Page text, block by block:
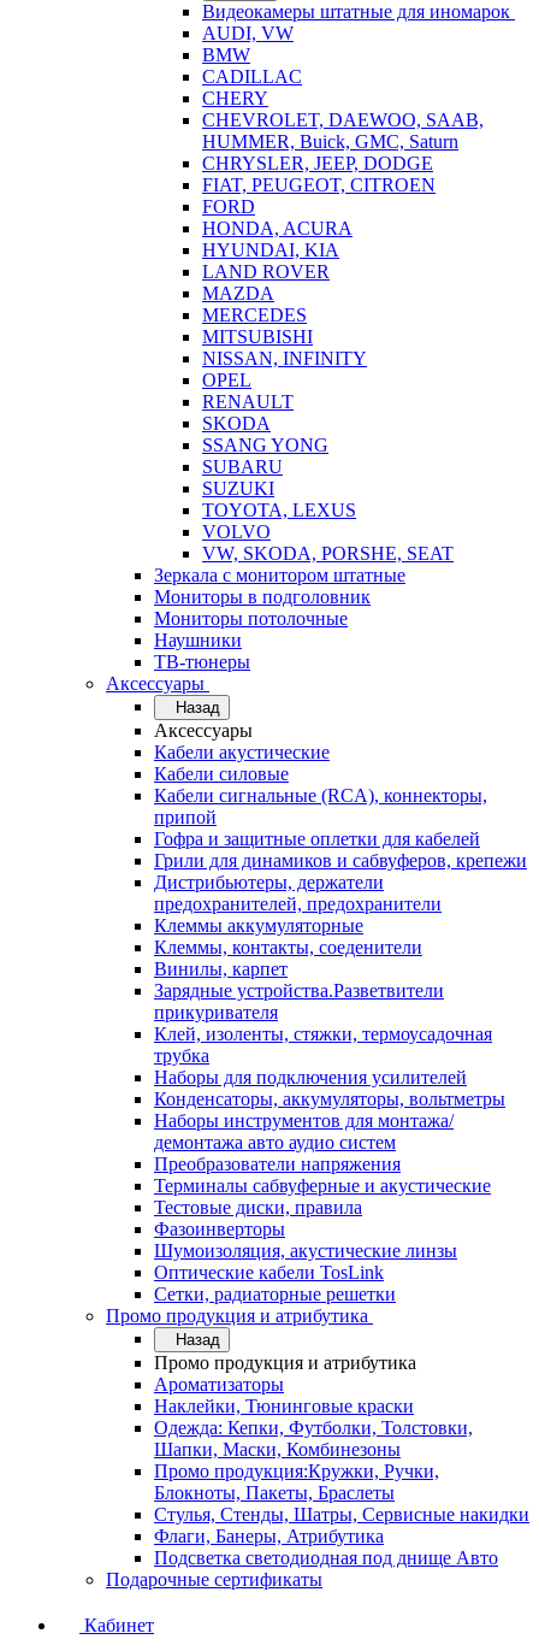
Видеокамеры штатные для иномарок
AUDI, VW
BMW
CADILLAC
CHERY
CHEVROLET, DAEWOO, SAAB,
HUMMER, Buick, GMC, Saturn
CHRYSLER, JEEP, DODGE
FIAT, PEUGEOT, CITROEN
FORD
HONDA, ACURA
HYUNDAI, KIA
LAND ROVER
MAZDA
MERCEDES
MITSUBISHI
NISSAN, INFINITY
OPEL
RENAULT
SKODA
SSANG YONG
SUBARU
SUZUKI
TOYOTA, LEXUS
VOLVO
VW, SKODA, PORSHE, SEAT
Зеркала с монитором штатные
Мониторы в подголовник
Мониторы потолочные
Наушники
ТВ-тюнеры
Аксессуары
Назад
Аксессуары
Кабели акустические
Кабели силовые
Кабели сигнальные (RCA), коннекторы,
припой
Гофра и защитные оплетки для кабелей
Грили для динамиков и сабвуферов, крепежи
Дистрибьютеры, держатели
предохранителей, предохранители
Клеммы аккумуляторные
Клеммы, контакты, соеденители
Винилы, карпет
Зарядные устройства.Разветвители
прикуривателя
Клей, изоленты, стяжки, термоусадочная
трубка
Наборы для подключения усилителей
Конденсаторы, аккумуляторы, вольтметры
Наборы инструментов для монтажа/
демонтажа авто аудио систем
Преобразователи напряжения
Терминалы сабвуферные и акустические
Тестовые диски, правила
Фазоинверторы
Шумоизоляция, акустические линзы
Оптические кабели TosLink
Сетки, радиаторные решетки
Промо продукция и атрибутика
Назад
Промо продукция и атрибутика
Ароматизаторы
Наклейки, Тюнинговые краски
Одежда: Кепки, Футболки, Толстовки,
Шапки, Маски, Комбинезоны
Промо продукция:Кружки, Ручки,
Блокноты, Пакеты, Браслеты
Стулья, Стенды, Шатры, Сервисные накидки
Флаги, Банеры, Атрибутика
Подсветка светодиодная под днище Авто
Подарочные сертификаты
Кабинет